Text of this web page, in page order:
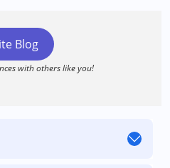
Blog
with others like you!